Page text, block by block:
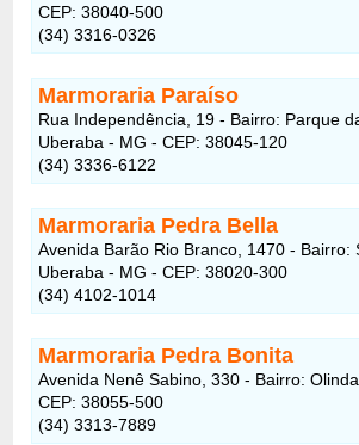
CEP: 38040-500
(34) 3316-0326
Marmoraria Paraíso
Rua Independência, 19 - Bairro: Parque
Uberaba - MG - CEP: 38045-120
(34) 3336-6122
Marmoraria Pedra Bella
Avenida Barão Rio Branco, 1470 - Bairro:
Uberaba - MG - CEP: 38020-300
(34) 4102-1014
Marmoraria Pedra Bonita
Avenida Nenê Sabino, 330 - Bairro:
CEP: 38055-500
(34) 3313-7889